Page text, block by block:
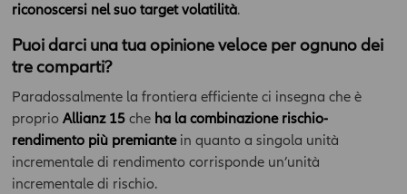
I contenuti dell’ Area hanno finalità esclusivamente
ufficialità. In nessun caso tali contenuti assumono valore di
consulenza professionale, né dagli stessi può derivare
Qualsiasi prodotto, strumento, servizio cui fa riferimento l’Area
potrebbe non essere adeguato per l'utente; prima di effettuare
qualsiasi operazione, l'utente dovrà, pertanto, valutare, in
autonomia, la rilevanza delle informazioni pubblicate sull’Area
News ai fini delle proprie decisioni di investimento, della propria
riconoscersi nel suo target volatilità.
Puoi darci una tua opinione veloce per ognuno dei
tre comparti?
Paradossalmente la frontiera efficiente ci insegna che è
proprio Allianz 15che ha la combinazione rischio-
rendimento più premiantein quanto a singola unità
incrementale di rendimento corrisponde un’unità
incrementale di rischio.